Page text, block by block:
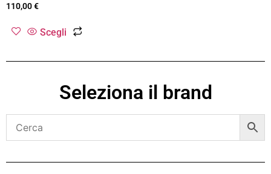
110,00€
Scegli
Seleziona il brand